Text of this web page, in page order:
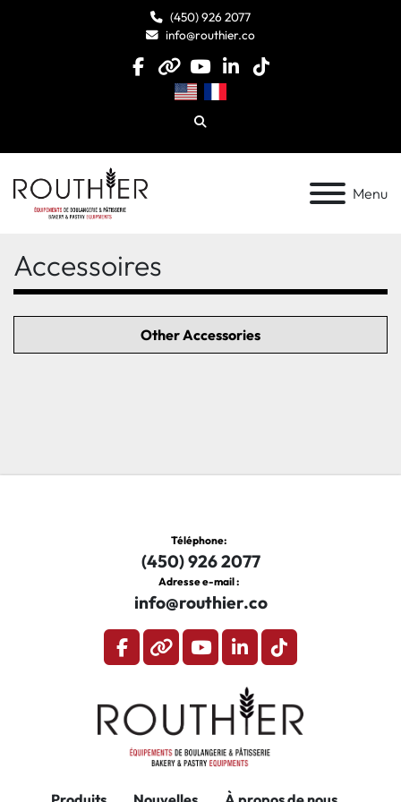
(450) 926 2077
info@routhier.co
facebook
otheryoutube
linkedin
tiktok
Chercheur
Menu
Accessoires
Other Accessories
Téléphone:
(450) 926 2077
Adresse e-mail :
info@routhier.co
facebook
otheryoutubelinkedintiktok